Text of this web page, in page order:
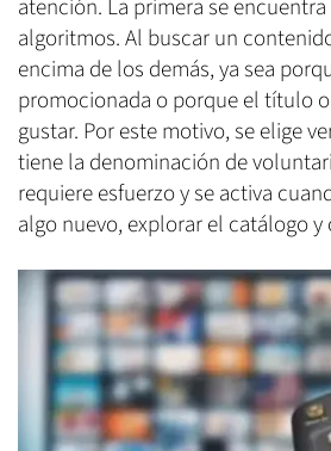
atención. La primera se
algoritmos. Al buscar un
encima de los demás, ya sea
promocionada o porque el título
gustar. Por este motivo, se elige
tiene la denominación de
requiere esfuerzo y se activa
algo nuevo, explorar el catálogo